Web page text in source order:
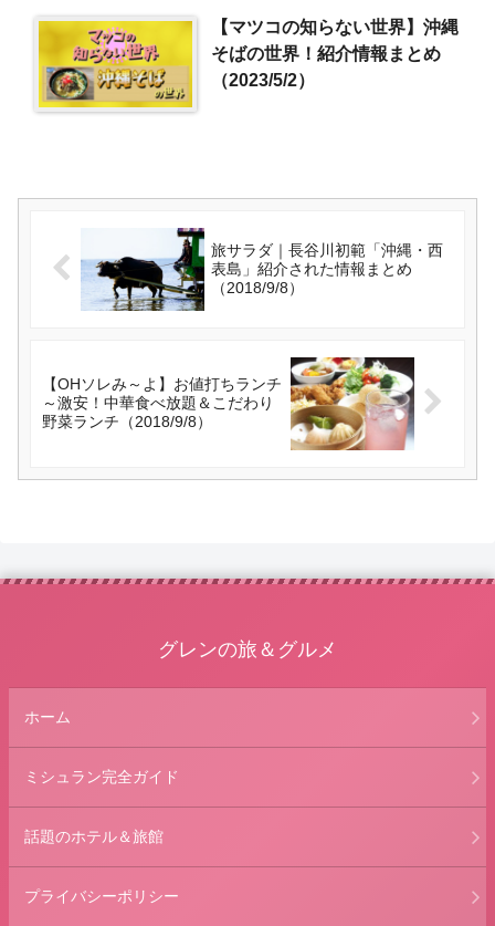
【マツコの知らない世界】沖縄
そばの世界！紹介情報まとめ
（2023/5/2）
旅サラダ｜長谷川初範「沖縄・西
表島」紹介された情報まとめ
（2018/9/8）
【OHソレみ～よ】お値打ちランチ
～激安！中華食べ放題＆こだわり
野菜ランチ（2018/9/8）
グレンの旅＆グルメ
ホーム
ミシュラン完全ガイド
話題のホテル＆旅館
プライバシーポリシー